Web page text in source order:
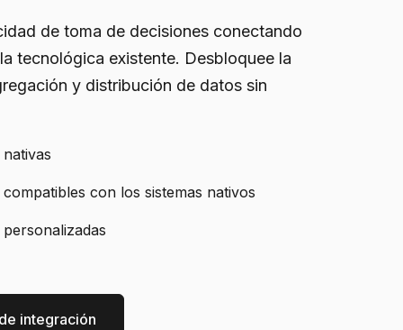
de toma de decisiones conectando
tecnológica existente. Desbloquee la
y distribución de datos sin
con los sistemas nativos
integración